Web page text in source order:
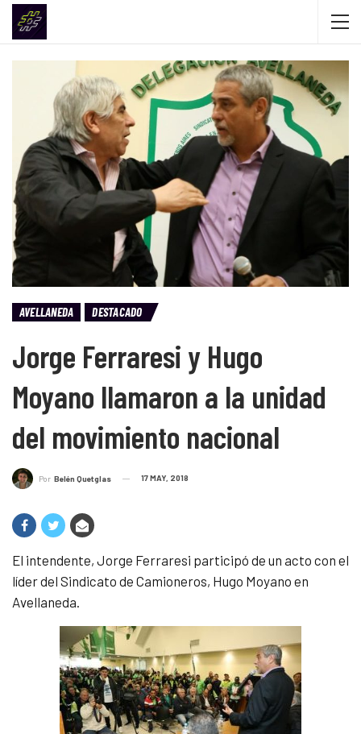
AVELLANEDA DESTACADO
Jorge Ferraresi y Hugo
Moyano llamaron a la unidad
del movimiento nacional
Por Belén Quetglas 17 MAY, 2018
El intendente, Jorge Ferraresi participó de un acto con el
líder del Sindicato de Camioneros, Hugo Moyano en
Avellaneda.